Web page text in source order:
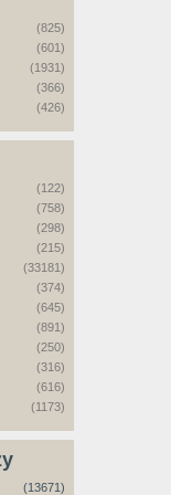
(825)
(601)
(1931)
(366)
(426)
(122)
(758)
(298)
(215)
(33181)
(374)
(645)
(891)
(250)
(316)
(616)
(1173)
(13671)